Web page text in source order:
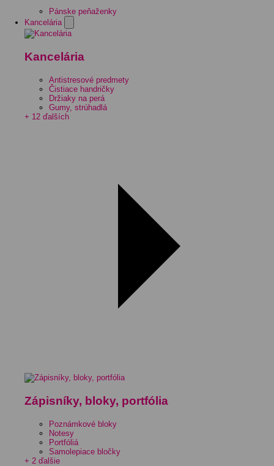
Pánske peňaženky
Kancelária
Kancelária
Antistresové predmety
Čistiace handričky
Držiaky na perá
Gumy, strúhadlá
+ 12 ďalších
Zápisníky, bloky, portfólia
Poznámkové bloky
Notesy
Portfóliá
Samolepiace bločky
+ 2 ďalšie